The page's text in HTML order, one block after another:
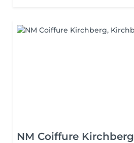
NM Coiffure Kirchberg